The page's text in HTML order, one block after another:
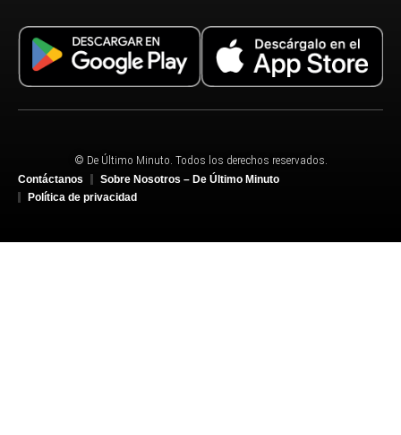
© De Último Minuto. Todos los derechos reservados.
Contáctanos
Sobre Nosotros – De Último Minuto
Política de privacidad